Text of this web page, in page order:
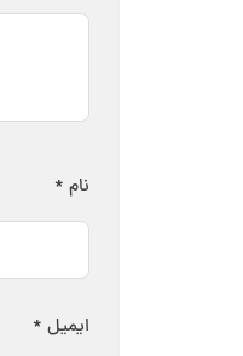
نام *
ایمیل *